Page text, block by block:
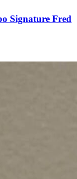
Signature Fred